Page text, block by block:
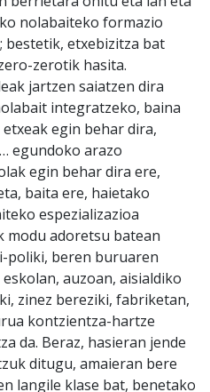
nolabaiteko formazio
bestetik, etxebizitza bat
zerotik hasita.
jartzen saiatzen dira
integratzeko, baina
egin behar dira,
egundoko arazo
egin behar dira ere,
baita ere, haietako
espezializazioa
modu adoretsu batean
poliki, beren buruaren
auzoan, aisialdiko
zinez bereziki, fabriketan,
kontzientza-hartze
da. Beraz, hasieran jende
ditugu, amaieran bere
langile klase bat, benetako